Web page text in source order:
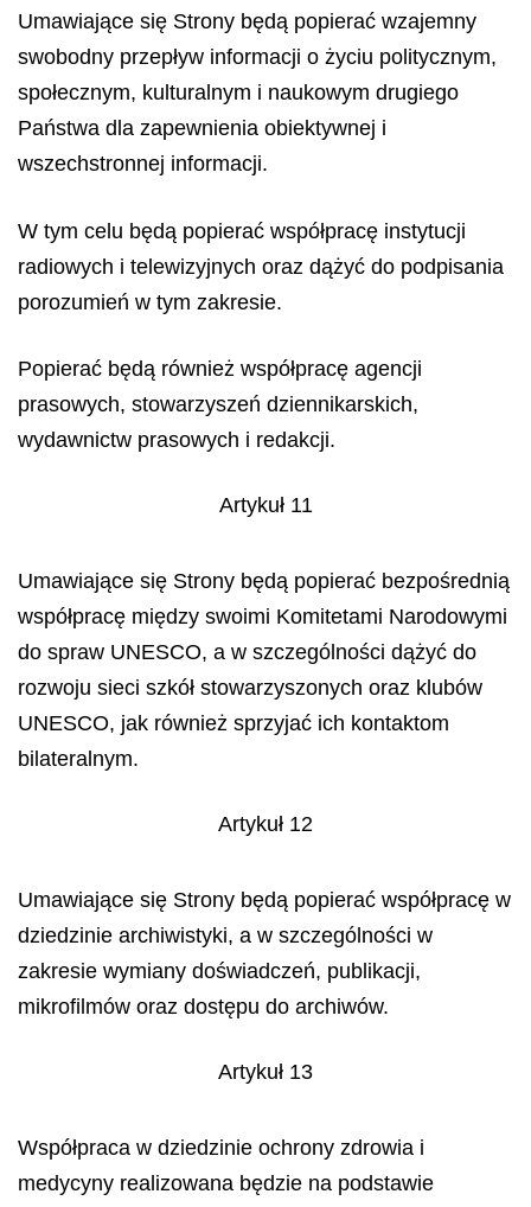
Umawiające się Strony będą popierać wzajemny
swobodny przepływ informacji o życiu politycznym,
społecznym, kulturalnym i naukowym drugiego
Państwa dla zapewnienia obiektywnej i
wszechstronnej informacji.
W tym celu będą popierać współpracę instytucji
radiowych i telewizyjnych oraz dążyć do podpisania
porozumień w tym zakresie.
Popierać będą również współpracę agencji
prasowych, stowarzyszeń dziennikarskich,
wydawnictw prasowych i redakcji.
Artykuł 11
Umawiające się Strony będą popierać bezpośrednią
współpracę między swoimi Komitetami Narodowymi
do spraw UNESCO, a w szczególności dążyć do
rozwoju sieci szkół stowarzyszonych oraz klubów
UNESCO, jak również sprzyjać ich kontaktom
bilateralnym.
Artykuł 12
Umawiające się Strony będą popierać współpracę w
dziedzinie archiwistyki, a w szczególności w
zakresie wymiany doświadczeń, publikacji,
mikrofilmów oraz dostępu do archiwów.
Artykuł 13
Współpraca w dziedzinie ochrony zdrowia i
medycyny realizowana będzie na podstawie